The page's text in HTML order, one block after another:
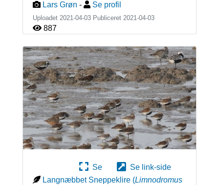
Lars Grøn - Se profil
Uploadet 2021-04-03 Publiceret 2021-04-03
887
Se
Se link-side
Langnæbbet Sneppeklire (Limnodromus